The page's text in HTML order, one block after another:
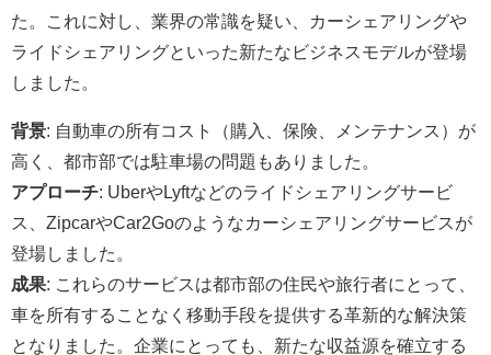
た。これに対し、業界の常識を疑い、カーシェアリングや
ライドシェアリングといった新たなビジネスモデルが登場
しました。
背景: 自動車の所有コスト（購入、保険、メンテナンス）が
高く、都市部では駐車場の問題もありました。
アプローチ: UberやLyftなどのライドシェアリングサービ
ス、ZipcarやCar2Goのようなカーシェアリングサービスが
登場しました。
成果: これらのサービスは都市部の住民や旅行者にとって、
車を所有することなく移動手段を提供する革新的な解決策
となりました。企業にとっても、新たな収益源を確立する